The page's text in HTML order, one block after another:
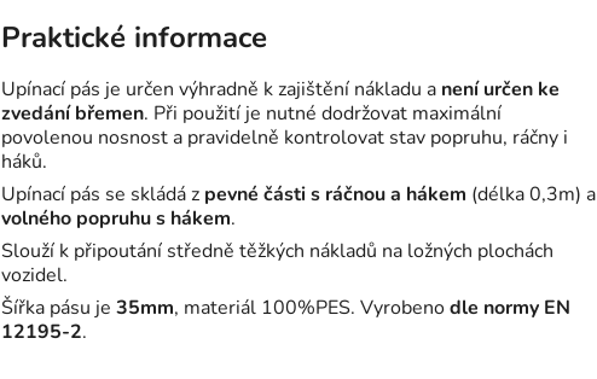
Praktické informace
Upínací pás je určen výhradně k zajištění nákladu a není určen ke
zvedání břemen. Při použití je nutné dodržovat maximální
povolenou nosnost a pravidelně kontrolovat stav popruhu, ráčny i
háků.
Upínací pás se skládá z pevné části s ráčnou a hákem (délka 0,3m) a
volného popruhu s hákem.
Slouží k připoutání středně těžkých nákladů na ložných plochách
vozidel.
Šířka pásu je 35mm, materiál 100%PES. Vyrobenodle normy EN
12195-2.